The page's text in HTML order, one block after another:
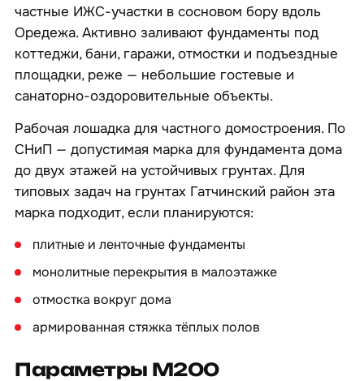
частные ИЖС-участки в сосновом бору вдоль
Оредежа. Активно заливают фундаменты под
коттеджи, бани, гаражи, отмостки и подъездные
площадки, реже — небольшие гостевые и
санаторно-оздоровительные объекты.
Рабочая лошадка для частного домостроения. По
СНиП — допустимая марка для фундамента дома
до двух этажей на устойчивых грунтах. Для
типовых задач на грунтах Гатчинский район эта
марка подходит, если планируются:
плитные и ленточные фундаменты
монолитные перекрытия в малоэтажке
отмостка вокруг дома
армированная стяжка тёплых полов
Параметры М200